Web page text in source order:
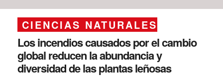
CIENCIAS NATURALES
Los incendios causados por el cambio
global reducen la abundancia y
diversidad de las plantas leñosas